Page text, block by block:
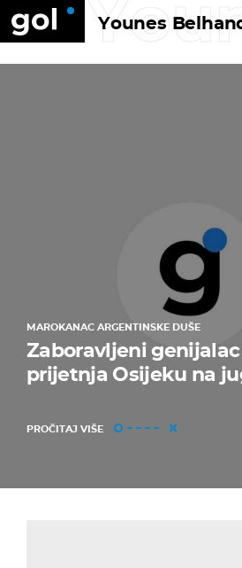
Younes
MAROKANAC ARGENTINSKE DUŠE
Zaboravljeni
prijetnja Osijeku na
PROČITAJ VIŠE